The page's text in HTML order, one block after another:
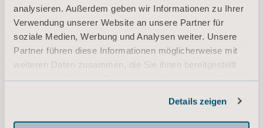
analysieren. Außerdem geben wir Informationen zu Ihrer
Verwendung unserer Website an unsere Partner für
soziale Medien, Werbung und Analysen weiter. Unsere
Partner führen diese Informationen möglicherweise mit
weiteren Daten zusammen, die Sie ihnen bereitgestellt
Details zeigen